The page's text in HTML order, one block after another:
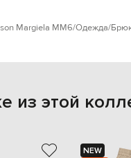
Margiela MM6 Одежда
из этой
NEW